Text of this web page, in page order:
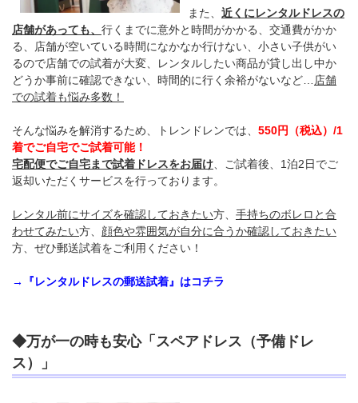
また、 近くにレンタルドレスの
店舗があっても、 行くまでに意外と時間がかかる、交通費がかか
る、店舗が空いている時間になかなか行けない、小さい子供がい
るので店舗での試着が大変、レンタルしたい商品が貸し出し中か
どうか事前に確認できない、時間的に行く余裕がないなど…
店舗
での試着も悩み多数！
そんな悩みを解消するため、トレンドレンでは、 550円（税込）/1
着でご自宅でご試着可能！
宅配便でご自宅まで試着ドレスをお届け 、ご試着後、1泊2日でご
返却いただくサービスを行っております。
レンタル前にサイズを確認しておきたい方、 手持ちのボレロと合
わせてみたい方、 顔色や雰囲気が自分に合うか確認しておきたい
方、ぜひ郵送試着をご利用ください！
→『レンタルドレスの郵送試着』はコチラ
◆万が一の時も安心「スペアドレス（予備ドレ
ス）」